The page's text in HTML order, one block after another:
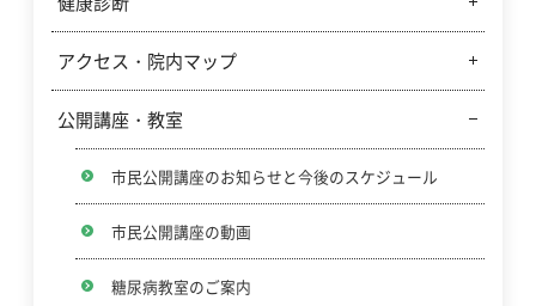
中央採血室混雑予想表示（ヒートマップ）の開示に
ついて
クレジットカードのご利用
コンシェルジュアプリについて
入院医療費の計算方法について
小児夜間急病センター
休日急病センター・休日急病歯科センター
健康診断のご案内
アクセス・院内マップ
交通アクセス
院内案内図
公開講座・教室
市民公開講座のお知らせと今後のスケジュール
市民公開講座の動画
糖尿病教室のご案内